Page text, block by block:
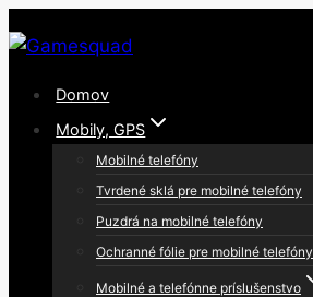
to
Domov
Mobily, GPS
Mobilné telefóny
Tvrdené sklá pre mobilné telefóny
Puzdrá na mobilné telefóny
Ochranné fólie pre mobilné telefóny
Mobilné a telefónne príslušenstvo